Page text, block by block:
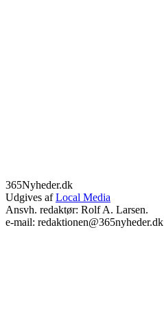
365Nyheder.dk
Udgives afLocal Media
Ansvh. redaktør: Rolf A. Larsen.
e-mail: redaktionen@365nyheder.dk